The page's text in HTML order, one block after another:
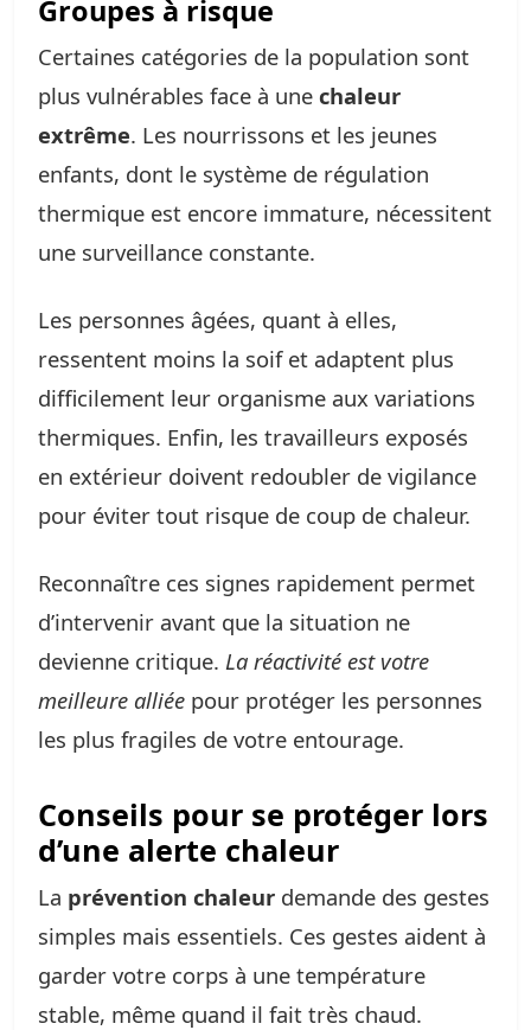
Groupes à risque
Certaines catégories de la population sont
plus vulnérables face à une chaleur
extrême. Les nourrissons et les jeunes
enfants, dont le système de régulation
thermique est encore immature, nécessitent
une surveillance constante.
Les personnes âgées, quant à elles,
ressentent moins la soif et adaptent plus
difficilement leur organisme aux variations
thermiques. Enfin, les travailleurs exposés
en extérieur doivent redoubler de vigilance
pour éviter tout risque de coup de chaleur.
Reconnaître ces signes rapidement permet
d’intervenir avant que la situation ne
devienne critique. La réactivité est votre
meilleure alliée pour protéger les personnes
les plus fragiles de votre entourage.
Conseils pour se protéger lors
d’une alerte chaleur
La prévention chaleur demande des gestes
simples mais essentiels. Ces gestes aident à
garder votre corps à une température
stable, même quand il fait très chaud.